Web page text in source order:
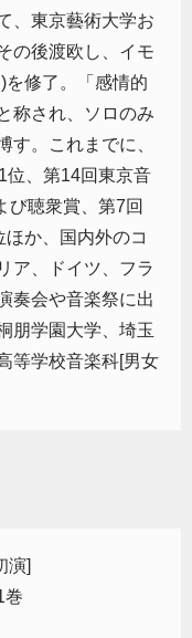
、東京藝術大学お
の後渡欧し、イモ
を修了。「感情的
称され、ソロのみ
す。これまでに、
位、第14回東京音
び聴衆賞、第7回
か、国内外のコ
ア、ドイツ、フラ
奏会や音楽祭に出
朋学園大学、埼玉
等学校音楽科[男女
演]
巻